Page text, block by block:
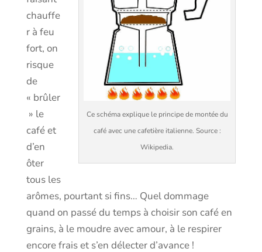
Ce schéma explique le principe de montée du
café avec une cafetière italienne. Source :
Wikipedia.
chauffe
r à feu
fort, on
risque
de
« brûler
» le
café et
d’en
ôter
tous les
arômes, pourtant si fins… Quel dommage
quand on passé du temps à choisir son café en
grains, à le moudre avec amour, à le respirer
encore frais et s’en délecter d’avance !